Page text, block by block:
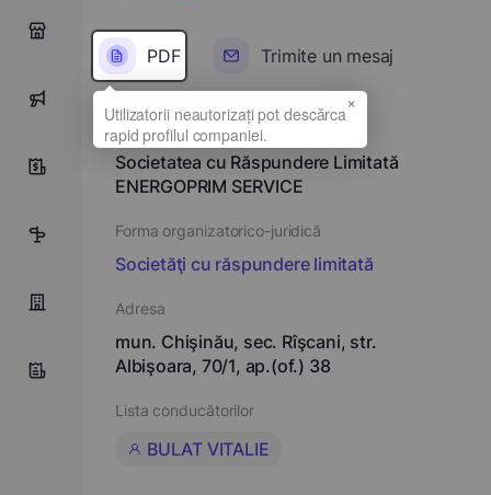
10
17
PDF Trimite un mesaj
Denumirea completă
Societatea cu Răspundere Limitată
ENERGOPRIM SERVICE
Forma organizatorico-juridică
Societăţi cu răspundere limitată
Adresa
mun. Chişinău, sec. Rîşcani, str.
Albişoara, 70/1, ap.(of.) 38
Lista conducătorilor
BULAT VITALIE
×